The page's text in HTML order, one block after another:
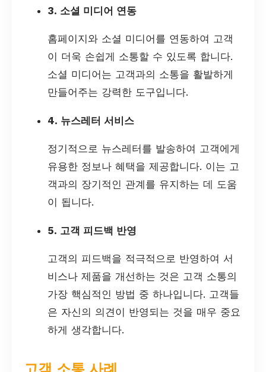
3. 소셜 미디어 연동
홈페이지와 소셜 미디어를 연동하여 고객
이 더욱 손쉽게 소통할 수 있도록 합니다.
소셜 미디어는 고객과의 소통을 활발하게
만들어주는 강력한 도구입니다.
4. 뉴스레터 서비스
정기적으로 뉴스레터를 발송하여 고객에게
유용한 정보나 혜택을 제공합니다. 이는 고
객과의 장기적인 관계를 유지하는 데 도움
이 됩니다.
5. 고객 피드백 반영
고객의 피드백을 적극적으로 반영하여 서
비스나 제품을 개선하는 것은 고객 소통의
가장 핵심적인 방법 중 하나입니다. 고객들
은 자신의 의견이 반영되는 것을 매우 중요
하게 생각합니다.